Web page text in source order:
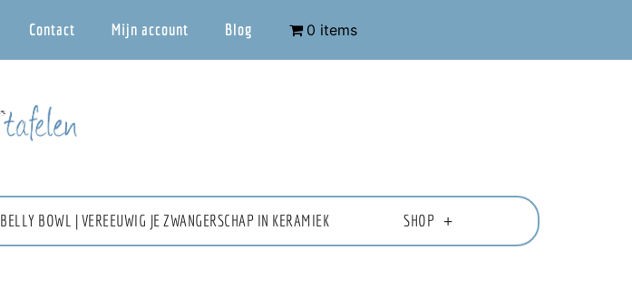
Contact Mijn account Blog 0 items
BELLY BOWL | VEREEUWIG JE ZWANGERSCHAP IN KERAMIEK SHOP